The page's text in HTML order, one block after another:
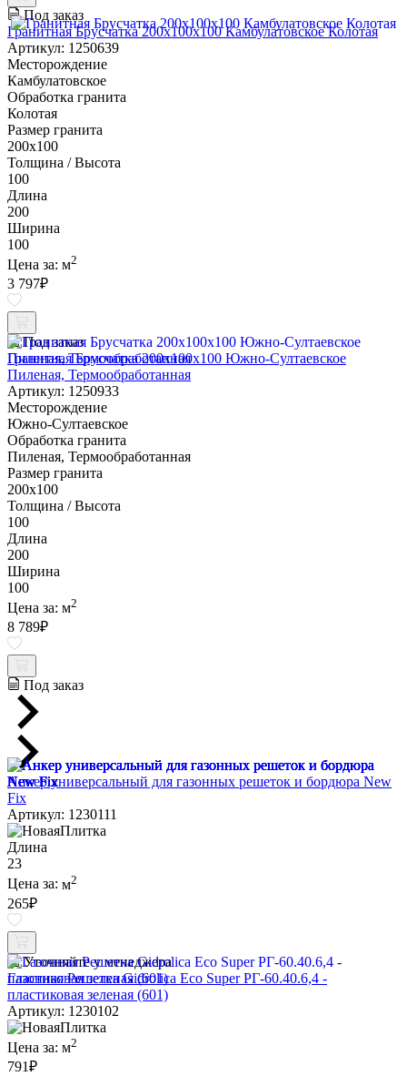
Под заказ
Гранитная Брусчатка 200х100x100 Камбулатовское Колотая
Артикул: 1250639
Месторождение
Камбулатовское
Обработка гранита
Колотая
Размер гранита
200х100
Толщина / Высота
100
Длина
200
Ширина
100
Цена за: м2
3 797₽
Под заказ
Гранитная Брусчатка 200х100x100 Южно-Султаевское
Пиленая, Термообработанная
Артикул: 1250933
Месторождение
Южно-Султаевское
Обработка гранита
Пиленая, Термообработанная
Размер гранита
200х100
Толщина / Высота
100
Длина
200
Ширина
100
Цена за: м2
8 789₽
Под заказ
Анкер универсальный для газонных решеток и бордюра New
Fix
Артикул: 1230111
Длина
23
Цена за: м2
265₽
Уточняйте у менеджера
Газонная Решетка Gidrolica Eco Super РГ-60.40.6,4 -
пластиковая зеленая (601)
Артикул: 1230102
Цена за: м2
791₽